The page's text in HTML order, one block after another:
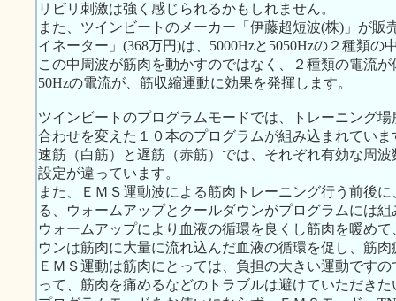
リビリ刺激は強く感じられるかもしれません。
また、ツインビートのメーカー「伊藤超短波(株)」が
イネーター」(368万円)は、5000Hzと5050Hzの２種類の
この中周波が筋肉を動かすのではなく、２種類の電流
50Hzの電流が、筋収縮運動に効果を発揮します。
ツインビートのプログラムモードでは、トレーニング
合わせを変えた１０本のプログラムが組み込まれていま
速筋（白筋）と遅筋（赤筋）では、それぞれ有効な周
設定が違っています。
また、ＥＭＳ運動波による筋肉トレーニング行う前後
る、ウォームアップとクールダウンがプログラムには
ウォームアップにより血液の循環を良くし筋肉を暖め
ウンは筋肉に大量に流れ込んだ血液の循環を促し、筋
ＥＭＳ運動は筋肉にとっては、負担の大きい運動です
って、筋肉を痛めるなどのトラブルは避けていただき